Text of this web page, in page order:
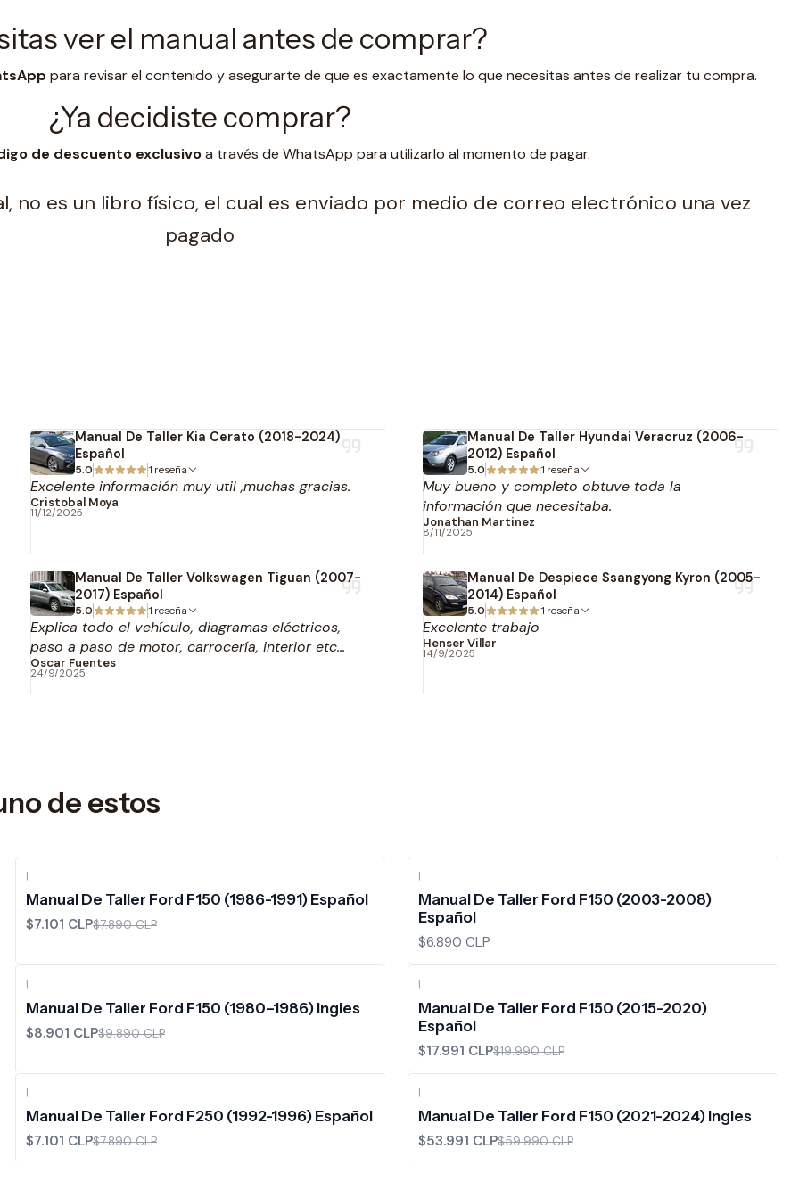
ver el manual antes de comprar?
para revisar el contenido y asegurarte de que es exactamente lo que necesitas antes de realizar tu compra.
¿Ya decidiste comprar?
de descuento exclusivoa través de WhatsApp para utilizarlo al momento de pagar.
no es un libro físico, el cual es enviado por medio de correo electrónico una vez
pagado
Manual De Taller Kia Cerato (2018-2024)
Español
5.0 1 reseña
Excelente información muy util ,muchas gracias.
Cristobal Moya
11/12/2025
Manual De Taller Hyundai Veracruz (2006-
2012) Español
5.0 1 reseña
Muy bueno y completo obtuve toda la
información que necesitaba.
Jonathan Martinez
8/11/2025
Manual De Taller Volkswagen Tiguan (2007-
2017) Español
5.0 1 reseña
Explica todo el vehículo, diagramas eléctricos,
paso a paso de motor, carrocería, interior etc...
Oscar Fuentes
24/9/2025
Manual De Despiece Ssangyong Kyron (2005-
2014) Español
5.0 1 reseña
Excelente trabajo
Henser Villar
14/9/2025
de estos
|
Manual De Taller Ford F150 (1986-1991) Español
$7.101 CLP$7.890 CLP
|
Manual De Taller Ford F150 (2003-2008)
Español
$6.890 CLP
|
Manual De Taller Ford F150 (1980–1986) Ingles
$8.901 CLP$9.890 CLP
|
Manual De Taller Ford F150 (2015-2020)
Español
$17.991 CLP$19.990 CLP
|
Manual De Taller Ford F250 (1992-1996) Español
$7.101 CLP$7.890 CLP
|
Manual De Taller Ford F150 (2021-2024) Ingles
$53.991 CLP$59.990 CLP